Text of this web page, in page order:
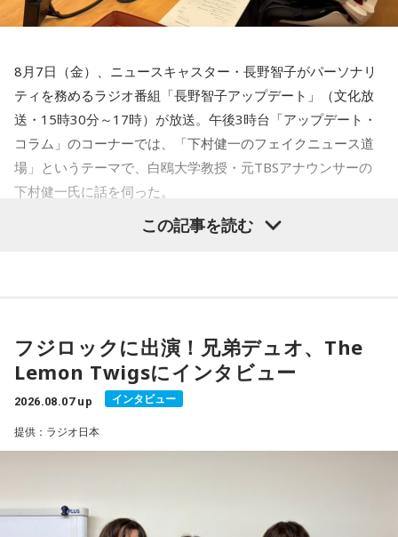
物品を持ち去るケースや、被災者の親族・知人を装い送金を
求めるケースなど、過去に確認された手口も紹介されまし
た。
被災地を支援したいという善意は大切ですが、その気持ちを
悪用する犯罪から身を守るためには、相手の身元や支援団体
の正当性を確認し、不審に感じた場合はすぐに相談すること
気になる方は、radikoのタイムフリーで放送をチェックして
みてください。
8月7日（金）、ニュースキャスター・長野智子がパーソナリ
ティを務めるラジオ番組「長野智子アップデート」（文化放
送・15時30分～17時）が放送。午後3時台「アップデート・
コラム」のコーナーでは、「下村健一のフェイクニュース道
場」というテーマで、白鴎大学教授・元TBSアナウンサーの
下村健一氏に話を伺った。
「今回は、先週発生した熊本地震関連(のフェイクニ
下村「発生の3日後には、熊本県警の犯罪抑止対策室っていう
ところがX(エックス)でかなり強い口調で警告を出しているん
です。『非常時にインプ稼ぎの偽情報は許されません』と。
インプっていうのはインプレッション、反応をいっぱい稼ご
うとして偽情報を流すなよ、と。今回は本当に強い口調だな
『捕まえるよ？』というところまで言っているぐらいなんで
この記事を読む
フジロックに出演！兄弟デュオ、The
Lemon Twigsにインタビュー
2026.08.07 up インタビュー
提供：ラジオ日本